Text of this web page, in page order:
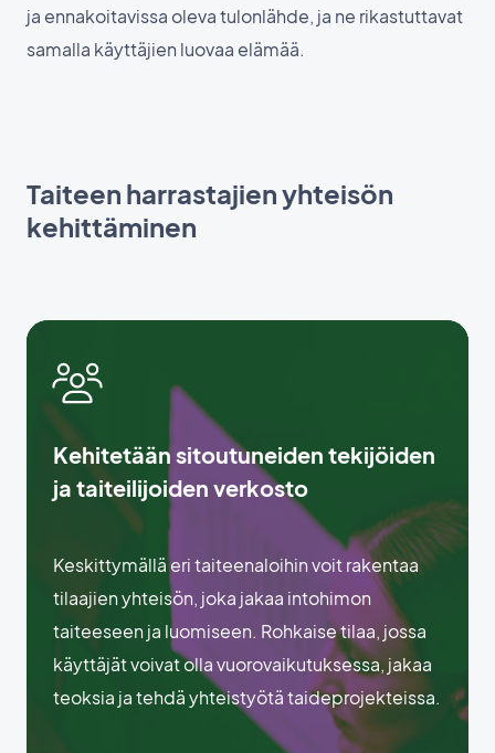
ja ennakoitavissa oleva tulonlähde, ja ne rikastuttavat
samalla käyttäjien luovaa elämää.
Taiteen harrastajien yhteisön
kehittäminen
Kehitetään sitoutuneiden tekijöiden
ja taiteilijoiden verkosto
Keskittymällä eri taiteenaloihin voit rakentaa
tilaajien yhteisön, joka jakaa intohimon
taiteeseen ja luomiseen. Rohkaise tilaa, jossa
käyttäjät voivat olla vuorovaikutuksessa, jakaa
teoksia ja tehdä yhteistyötä taideprojekteissa.